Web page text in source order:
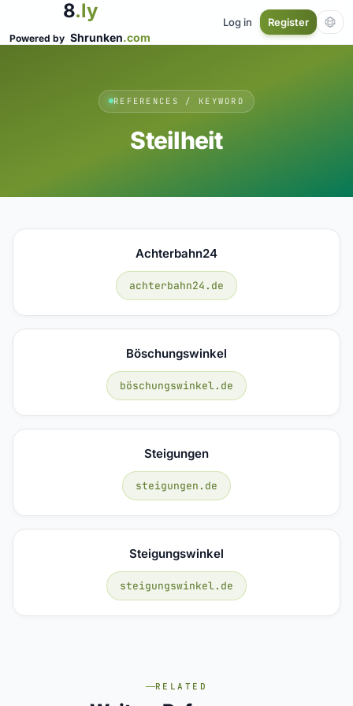
8.ly
Powered by Shrunken.com
Log in Register
REFERENCES / KEYWORD
Steilheit
Achterbahn24
achterbahn24.de
Böschungswinkel
böschungswinkel.de
Steigungen
steigungen.de
Steigungswinkel
steigungswinkel.de
RELATED